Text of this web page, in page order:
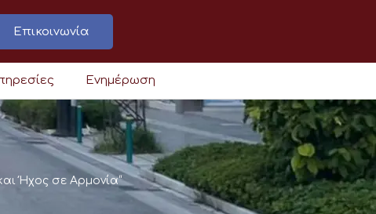
Επικοινωνία
Ενημέρωση
Ήχος σε Αρμονία”